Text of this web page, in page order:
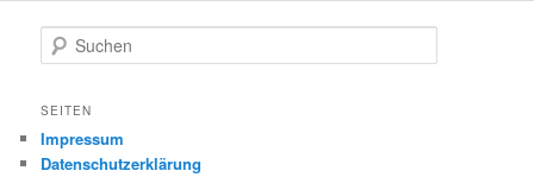
u
h
n
SEITEN
Impressum
Datenschutzerklärung